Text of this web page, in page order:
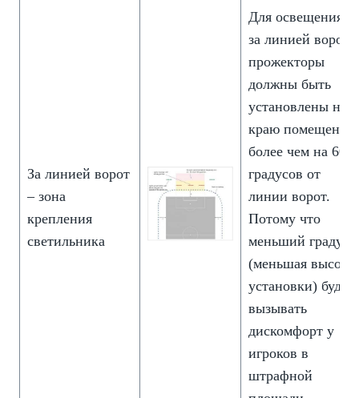
За линией ворот
– зона
крепления
светильника
Для освещения
за линией ворот
прожекторы
должны быть
установлены на
краю помещения
более чем на 60
градусов от
линии ворот.
Потому что
меньший градус
(меньшая высота
установки) будет
вызывать
дискомфорт у
игроков в
штрафной